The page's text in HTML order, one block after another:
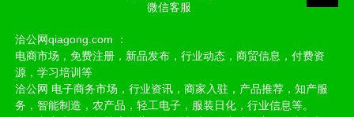
微信客服
洽公网qiagong.com ：
电商市场，免费注册，新品发布，行业动态，商贸信息，付费资
源，学习培训等
洽公网 电子商务市场，行业资讯，商家入驻，产品推荐，知产服
务，智能制造，农产品，轻工电子，服装日化，行业信息等。